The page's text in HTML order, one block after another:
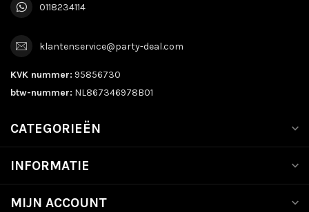
0118234114
klantenservice@party-deal.com
KVK nummer: 95856730
btw-nummer: NL867346978B01
CATEGORIEËN
INFORMATIE
MIJN ACCOUNT